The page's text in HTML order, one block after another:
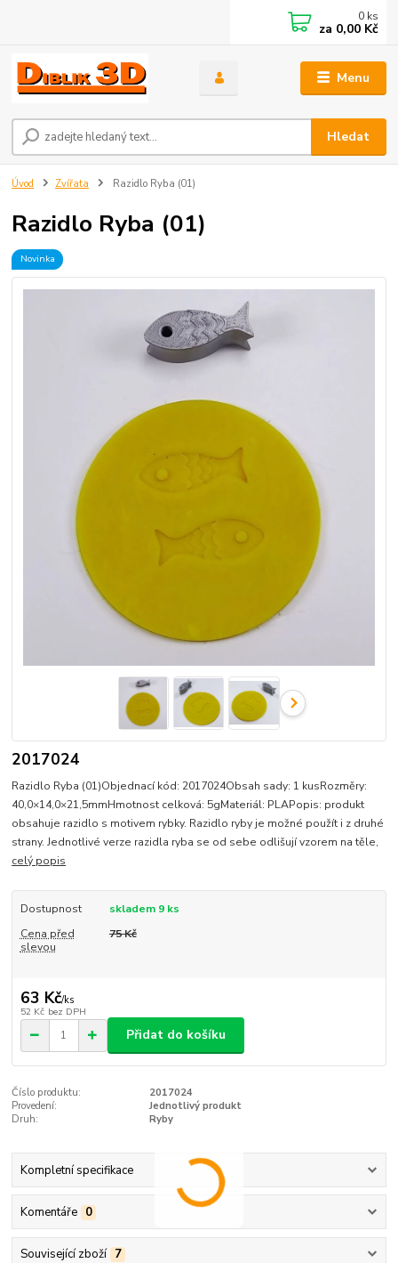
Menu
Hledat
0 ks
za 0,00 Kč
Úvod Zvířata Razidlo Ryba (01)
Razidlo Ryba (01)
Novinka
2017024
Razidlo Ryba (01)Objednací kód: 2017024Obsah sady: 1 kusRozměry:
40,0×14,0×21,5mmHmotnost celková: 5gMateriál: PLAPopis: produkt
obsahuje razidlo s motivem rybky. Razidlo ryby je možné použít i z druhé
strany. Jednotlivé verze razidla ryba se od sebe odlišují vzorem na těle,
celý popis
Dostupnost
skladem 9 ks
Cena před
slevou
75 Kč
63 Kč/ks
52 Kč bez DPH
Přidat do košíku
Číslo produktu:
2017024
Provedení:
Jednotlivý produkt
Druh:
Ryby
Kompletní specifikace
Komentáře 0
Související zboží 7